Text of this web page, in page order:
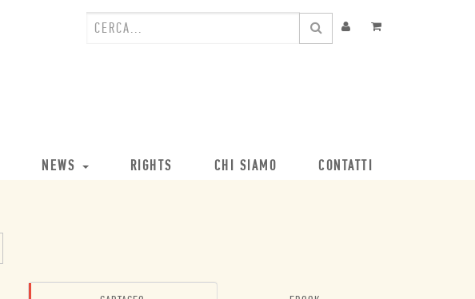
NEWS RIGHTS CHI SIAMO CONTATTI